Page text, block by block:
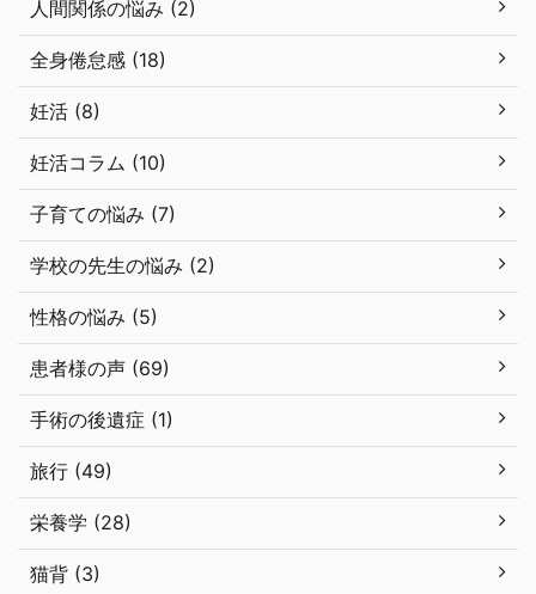
人間関係の悩み (2)
全身倦怠感 (18)
妊活 (8)
妊活コラム (10)
子育ての悩み (7)
学校の先生の悩み (2)
性格の悩み (5)
患者様の声 (69)
手術の後遺症 (1)
旅行 (49)
栄養学 (28)
猫背 (3)